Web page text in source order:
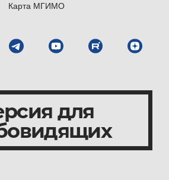
Карта МГИМО
для